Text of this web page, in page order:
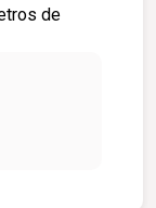
de